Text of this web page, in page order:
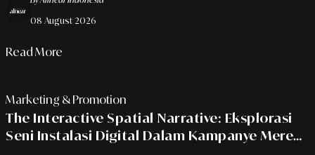
08 August 2026
Read More
Marketing & Promotion
The Interactive Spatial Narrative: Eksplorasi
Seni Instalasi Digital Dalam Kampanye Merek